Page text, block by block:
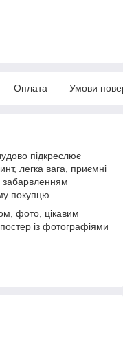
Оплата Умови
підкреслює
легка вага, приємні
забарвленням
покупцю.
фото, цікавим
із фотографіями